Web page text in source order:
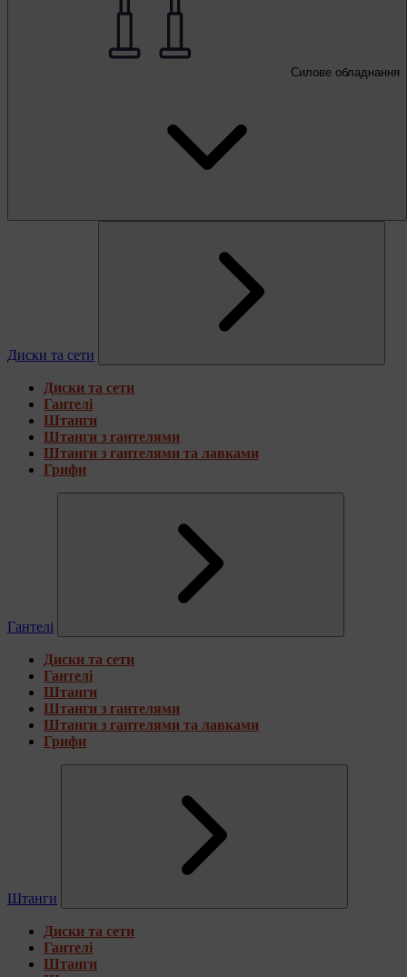
Силове обладнання
Диски та сети
Диски та сети
Гантелі
Штанги
Штанги з гантелями
Штанги з гантелями та лавками
Грифи
Гантелі
Диски та сети
Гантелі
Штанги
Штанги з гантелями
Штанги з гантелями та лавками
Грифи
Штанги
Диски та сети
Гантелі
Штанги